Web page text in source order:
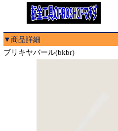
▼商品詳細
ブリキヤバール(bkbr)